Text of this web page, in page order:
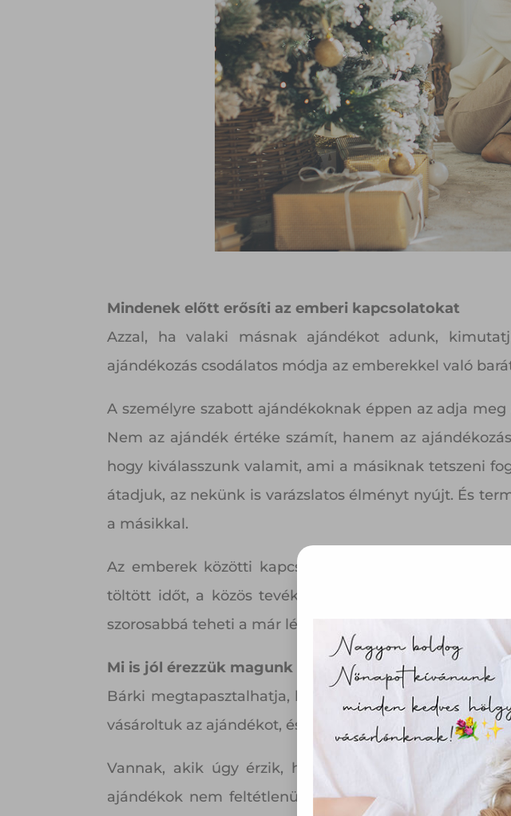
Mindenek előtt erősíti az emberi kapcsolatokat
Azzal, ha valaki másnak ajándékot adunk,
ajándékozás csodálatos módja az emberekkel való
A személyre szabott ajándékoknak éppen az adja
Nem az ajándék értéke számít, hanem az
hogy kiválasszunk valamit, ami a másiknak tetszeni
átadjuk, az nekünk is varázslatos élményt nyújt. És
a másikkal.
Az emberek közötti kapcsolatokat ugyanis ápolni
töltött időt, a közös tevékenységeket és az
szorosabbá teheti a már létező köteléket.
Mi is jól érezzük magunk attól, ha adhatunk
Bárki megtapasztalhatja, hogy az ajándékozással
vásároltuk az ajándékot, és az sem számít, mennyi az
Vannak, akik úgy érzik, hogy helytelen olyan
ajándékok nem feltétlenül a legdrágábbak. Olykor
Ez az oldal sütiket
Weboldalunkon „cookie"-kat
fájlok, melyek információt
A „sütiket" az elektronikus
elektronikus kereskedelmi